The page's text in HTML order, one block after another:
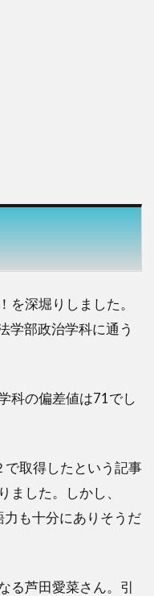
を深堀りしました。
学部政治学科に通う
科の偏差値は71でし
取得したという記事
ました。しかし、
も十分にありそうだ
る芦田愛菜さん。引